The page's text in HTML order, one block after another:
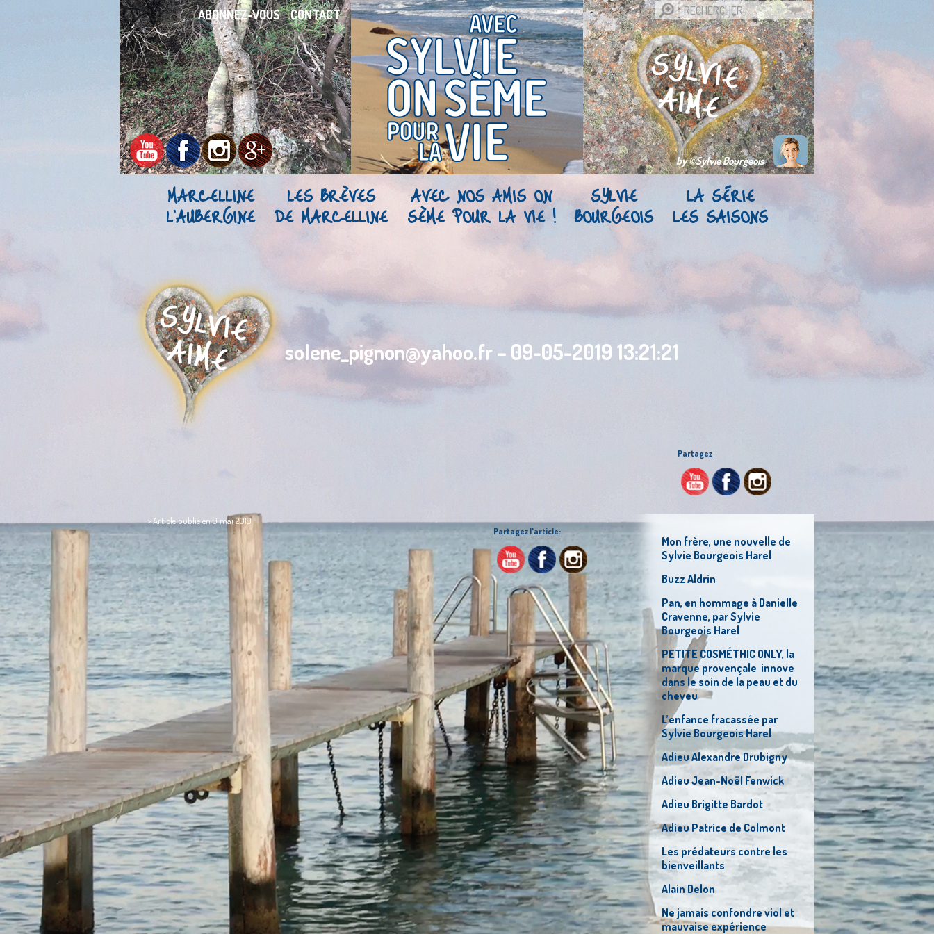
ABONNEZ-VOUS CONTACT
by ©Sylvie Bourgeois
MARCELLINE
L’AUBERGINE
LES BRÈVES
DE MARCELLINE
AVEC NOS AMIS ON
SÈME POUR LA VIE !
SYLVIE
BOURGEOIS
LA SÉRIE
LES SAISONS
solene_pignon@yahoo.fr – 09-05-2019 13:21:21
Partagez
> Article publié en 9 mai 2019
Partagez l'article:
Mon frère, une nouvelle de
Sylvie Bourgeois Harel
Buzz Aldrin
Pan, en hommage à Danielle
Cravenne, par Sylvie
Bourgeois Harel
PETITE COSMÉTHIC ONLY, la
marque provençale innove
dans le soin de la peau et du
cheveu
L’enfance fracassée par
Sylvie Bourgeois Harel
Adieu Alexandre Drubigny
Adieu Jean-Noël Fenwick
Adieu Brigitte Bardot
Adieu Patrice de Colmont
Les prédateurs contre les
bienveillants
Alain Delon
Ne jamais confondre viol et
mauvaise expérience